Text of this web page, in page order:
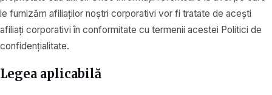
le furnizăm afiliaților noștri corporativi vor fi tratate de acești
afiliați corporativi în conformitate cu termenii acestei Politici de
confidențialitate.
Legea aplicabilă